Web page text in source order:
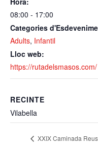
08:00 - 17:00
Categories
Adults, Infantil
Lloc web:
https://rutadelsmasos.com/
RECINTE
Vilabella
XXIX Caminada